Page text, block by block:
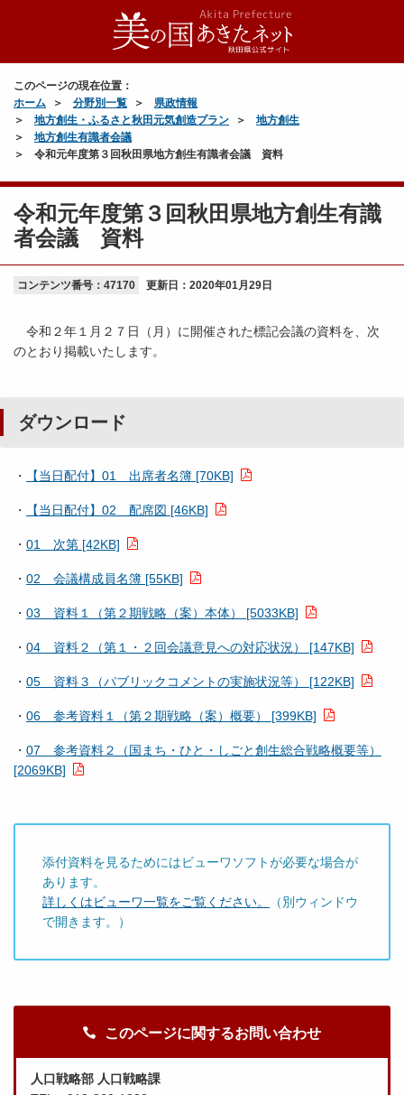
このページの現在位置：
ホーム
分野別一覧
県政情報
地方創生・ふるさと秋田元気創造プラン
地方創生
地方創生有識者会議
令和元年度第３回秋田県地方創生有識者会議 資料
令和元年度第３回秋田県地方創生有識
者会議 資料
コンテンツ番号：47170 更新日： 2020年01月29日
令和２年１月２７日（月）に開催された標記会議の資料を、次
のとおり掲載いたします。
ダウンロード
・ 【当日配付】01 出席者名簿 [70KB]
・ 【当日配付】02 配席図 [46KB]
・ 01 次第 [42KB]
・ 02 会議構成員名簿 [55KB]
・ 03 資料１（第２期戦略（案）本体） [5033KB]
・ 04 資料２（第１・２回会議意見への対応状況） [147KB]
・ 05 資料３（パブリックコメントの実施状況等） [122KB]
・ 06 参考資料１（第２期戦略（案）概要） [399KB]
・ 07 参考資料２（国まち・ひと・しごと創生総合戦略概要等）
[2069KB]
添付資料を見るためにはビューワソフトが必要な場合が
あります。
詳しくはビューワ一覧をご覧ください。
（別ウィンドウ
で開きます。）
このページに関するお問い合わせ
人口戦略部 人口戦略課